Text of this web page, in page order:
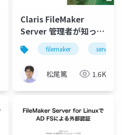
filemaker server
Claris FileMaker
Server 管理者が知って
おきたい
Infrastructure as
Code
filemaker server
松尾篤 1.6K